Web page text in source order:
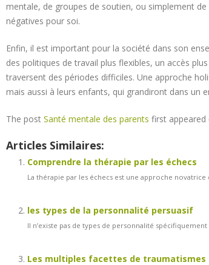
mentale, de groupes de soutien, ou simplement
négatives pour soi.
Enfin, il est important pour la société dans son
des politiques de travail plus flexibles, un accès
traversent des périodes difficiles. Une approche
mais aussi à leurs enfants, qui grandiront dans un
The post Santé mentale des parents first appeared
Articles Similaires:
Comprendre la thérapie par les échecs
La thérapie par les échecs est une approche
les types de la personnalité persuasif
Il n’existe pas de types de personnalité
Les multiples facettes de traumatismes